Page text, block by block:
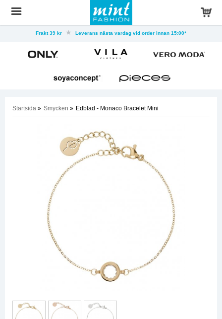
Frakt 39 kr Leverans nästa vardag vid order innan 15:00*
Startsida » Smycken » Edblad - Monaco Bracelet Mini